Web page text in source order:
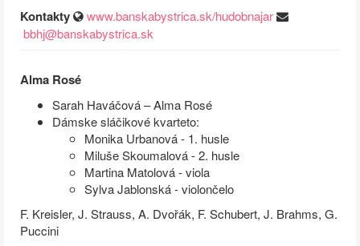
Kontakty
www.banskabystrica.sk/hudobnajar
bbhj@banskabystrica.sk
Alma Rosé
Sarah Haváčová – Alma Rosé
Dámske sláčikové kvarteto:
Monika Urbanová - 1. husle
Miluše Skoumalová - 2. husle
Martina Matolová - viola
Sylva Jablonská - violončelo
F. Kreisler, J. Strauss, A. Dvořák, F. Schubert, J. Brahms, G.
Puccini